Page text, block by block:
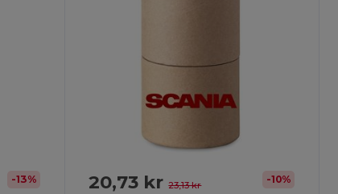
-13% 20,73 kr23,13 kr -10%